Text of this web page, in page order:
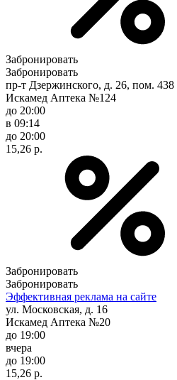
Забронировать
Забронировать
пр-т Дзержинского, д. 26, пом. 438
Искамед Аптека №124
до 20:00
в 09:14
до 20:00
15,26 р.
Забронировать
Забронировать
Эффективная реклама на сайте
ул. Московская, д. 16
Искамед Аптека №20
до 19:00
вчера
до 19:00
15,26 р.